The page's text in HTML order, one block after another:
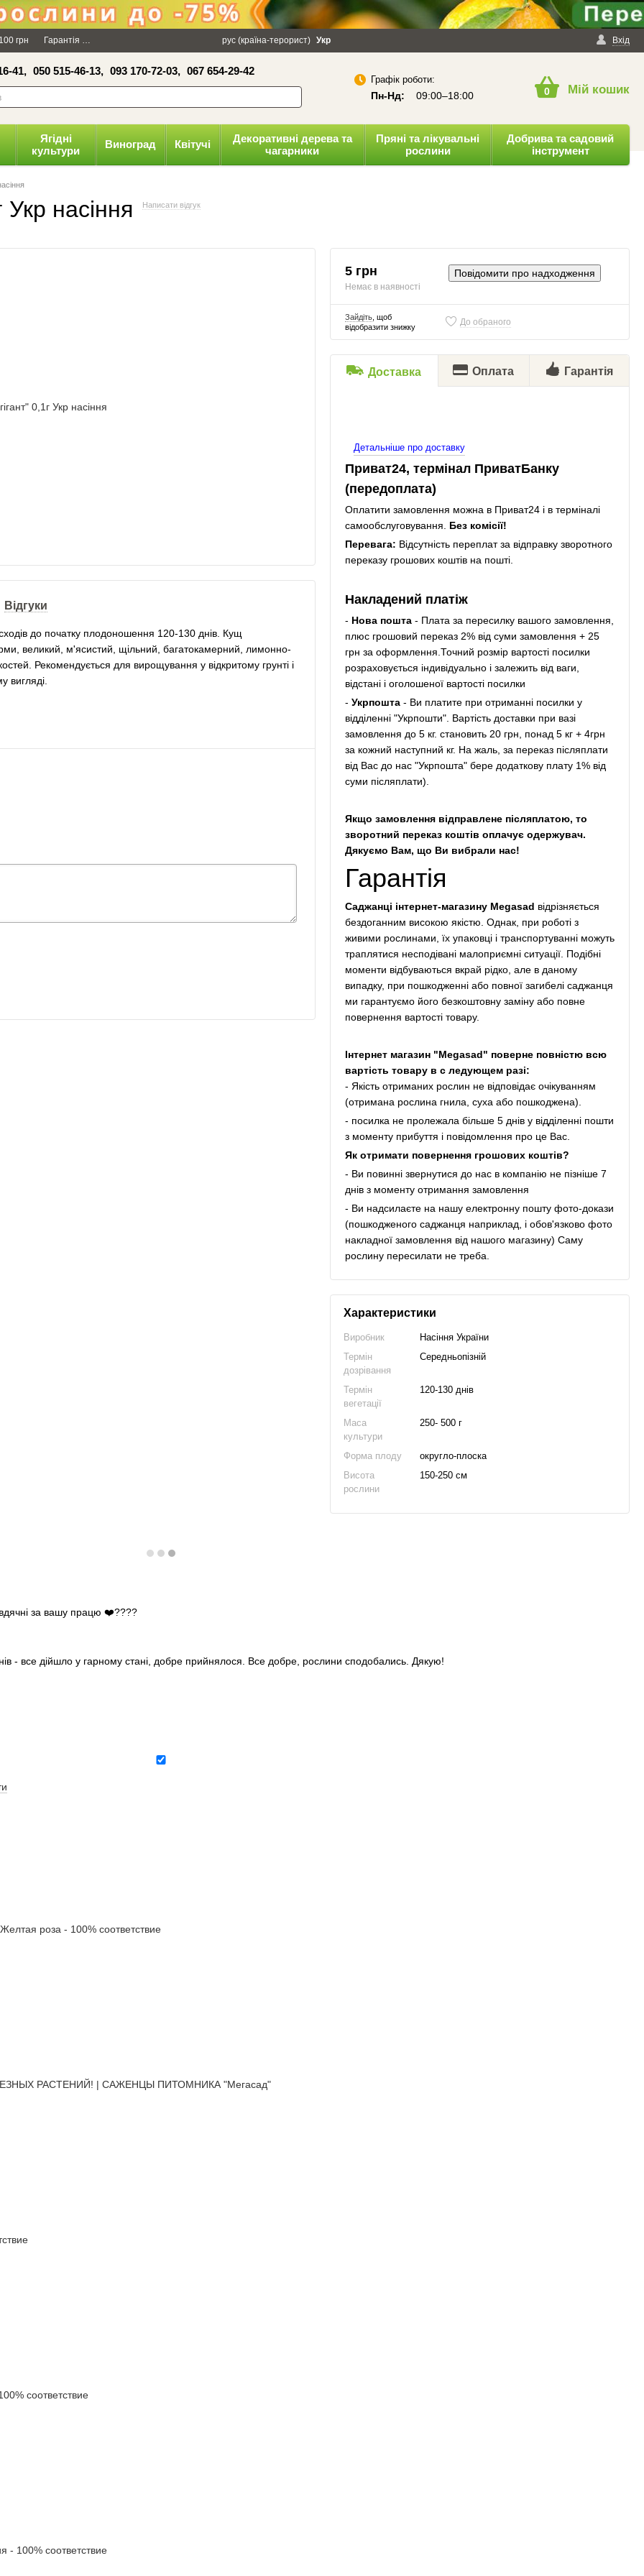
×
грн Гарантія Політика конфіденційності Вхід
рус (країна-терорист) Укр
41, 050 515-46-13, 093 170-72-03, 067 654-29-42
Графік роботи:
Пн-Нд: 09:00–18:00 0 Мій кошик
Ягідні
культури
Виноград Квітучі
Декоративні дерева та
чагарники
Пряні та лікувальні
рослини
Добрива та садовий
інструмент
насіння Написати відгук
Відгуки
до початку плодоношення 120-130 днів. Кущ
великий, м'ясистий, щільний, багатокамерний, лимонно-
Рекомендується для вирощування у відкритому грунті і
вигляді.
5 грн
Немає в наявності
Повідомити про надходження
Зайдіть, щоб
відобразити знижку
До обраного
Доставка Оплата Гарантія
Детальніше про доставку
Приват24, термінал ПриватБанку
(передоплата)
Оплатити замовлення можна в Приват24 і в терміналі
самообслуговування. Без комісії!
Перевага: Відсутність переплат за відправку зворотного
переказу грошових коштів на пошті.
Накладений платіж
- Нова пошта- Плата за пересилку вашого замовлення,
плюс грошовий переказ 2% від суми замовлення + 25
грн за оформлення.Точний розмір вартості посилки
розраховується індивідуально і залежить від ваги,
відстані і оголошеної вартості посилки
- Укрпошта- Ви платите при отриманні посилки у
відділенні "Укрпошти". Вартість доставки при вазі
замовлення до 5 кг. становить 20 грн, понад 5 кг + 4грн
за кожний наступний кг. На жаль, за переказ післяплати
від Вас до нас "Укрпошта" бере додаткову плату 1% від
суми післяплати).
Якщо замовлення відправлене післяплатою, то
зворотний переказ коштів оплачує одержувач.
Дякуємо Вам, що Ви вибрали нас!
Гарантія
Саджанці інтернет-магазину Megasad відрізняється
бездоганним високою якістю. Однак, при роботі з
живими рослинами, їх упаковці і транспортуванні можуть
траплятися несподівані малоприємні ситуації. Подібні
моменти відбуваються вкрай рідко, але в даному
випадку, при пошкодженні або повної загибелі саджанця
ми гарантуємо його безкоштовну заміну або повне
повернення вартості товару.
Інтернет магазин "Megasad" поверне повністю всю
вартість товару в с ледующем разі:
- Якість отриманих рослин не відповідає очікуванням
(отримана рослина гнила, суха або пошкоджена).
- посилка не пролежала більше 5 днів у відділенні пошти
з моменту прибуття і повідомлення про це Вас.
Як отримати повернення грошових коштів?
- Ви повинні звернутися до нас в компанію не пізніше 7
днів з моменту отримання замовлення
- Ви надсилаєте на нашу електронну пошту фото-докази
(пошкодженого саджанця наприклад, і обов'язково фото
накладної замовлення від нашого магазину) Саму
рослину пересилати не треба.
Характеристики
Виробник
Насіння України
Термін
дозрівання
Середньопізній
Термін
вегетації
120-130 днів
Маса
культури
250- 500 г
Форма плоду
округло-плоска
Висота
рослини
150-250 см
за вашу працю ❤️????
- все дійшло у гарному стані, добре прийнялося. Все добре, рослини сподобались. Дякую!
роза - 100% соответствие
РАСТЕНИЙ! | САЖЕНЦЫ ПИТОМНИКА "Мегасад"
соответствие
соответствие